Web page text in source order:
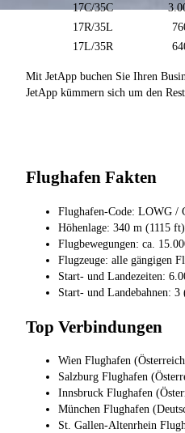
17C/35C
17R/35L
17L/35R
Mit JetApp buchen Sie Ihren
JetApp kümmern sich um den
Flughafen Fakten
Flughafen-Code: LOWG /
Höhenlage: 340 m (1115
Flugbewegungen: ca.
Flugzeuge: alle gängigen
Start- und Landezeiten:
Start- und Landebahnen:
Top Verbindungen
Wien Flughafen
Salzburg Flughafen
Innsbruck Flughafen
München Flughafen
St. Gallen-Altenrhein